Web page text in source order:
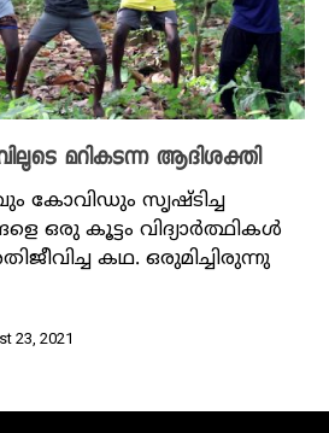
മറികടന്ന ആദിശക്തി
കോവിഡും സൃഷ്ടിച്ച
ഒരു കൂട്ടം വിദ്യാർത്ഥികൾ
കഥ. ഒരുമിച്ചിരുന്നു
23, 2021